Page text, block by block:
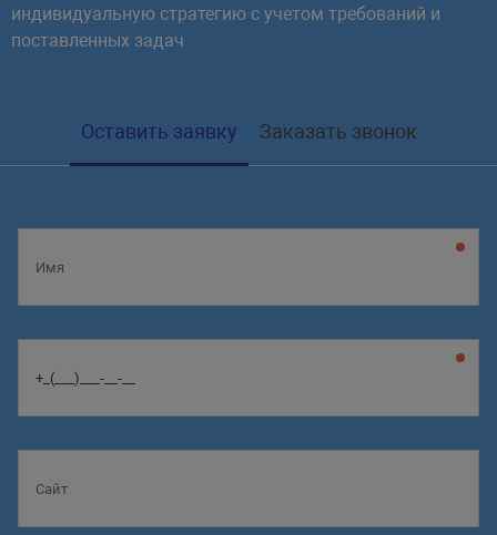
индивидуальную стратегию с учетом требований и
поставленных задач
Оставить заявку Заказать звонок